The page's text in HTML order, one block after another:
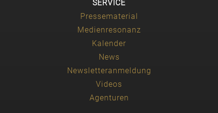
SERVICE
Pressematerial
Medienresonanz
Kalender
News
Newsletteranmeldung
Videos
Agenturen